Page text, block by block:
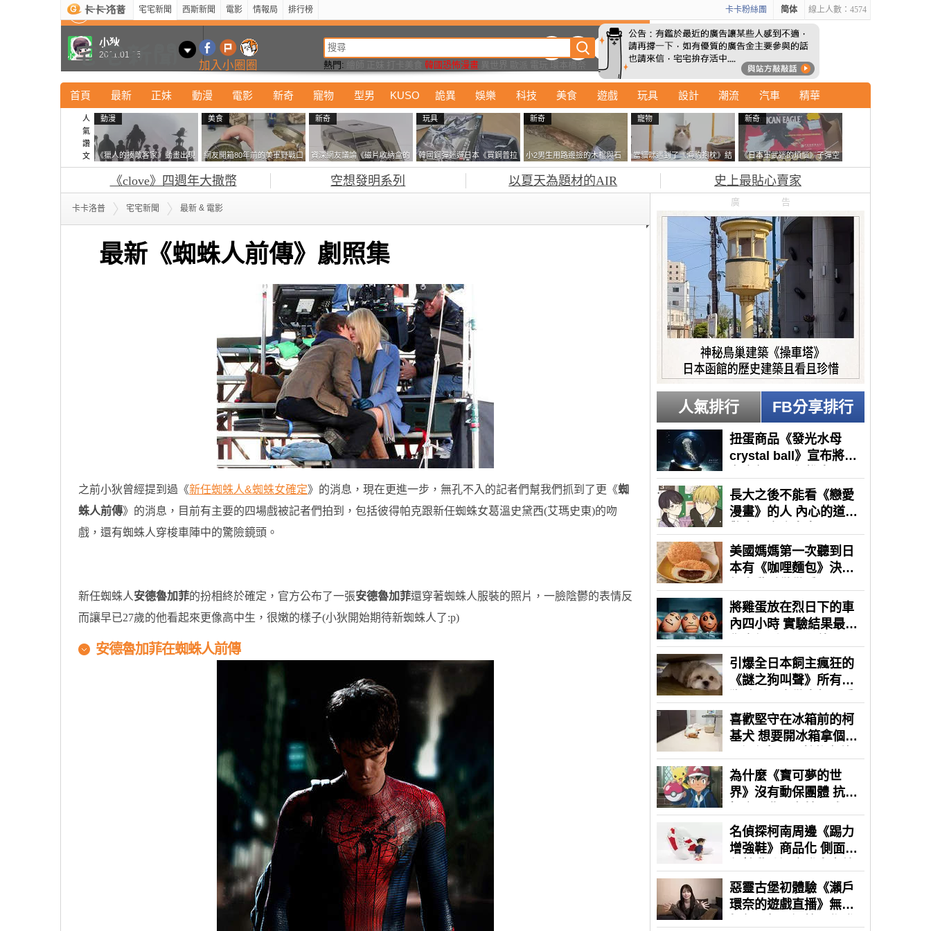
宅宅新聞 西斯新聞 電影 情報局 排行榜 線上人數：4574
简体
卡卡粉絲團
加入小圈圈 熱門: 韓國恐怖漫畫
首頁 最新 正妹 動漫 電影 新奇 寵物 型男 KUSO 詭異 娛樂 科技 美食 遊戲 玩具 設計 潮流 汽車 精華
人
氣
讚
文
動漫
《獵人的揍敵客家》動畫出現
的這個剪影是誰？你是不是忘
記還有這號人物了
美食
網友開箱80年前的美軍野戰口
糧 罐頭本身保存良好，但裡
面的味道...
新奇
資深網友議論《磁片收納盒的
鎖有什麼用》想偷的話整盒拿
走不就好了嗎？
玩具
韓國鋼彈迷遊日本《買鋼普拉
塞不進行李箱》網友們集思廣
新奇
小2男生用路邊撿的木棍與石
頭做成了《石斧》馬麻打開書
包嚇一跳怎麼會有這種東
西！？
寵物
當貓咪遇到了《海豹抱枕》結
果玩了10天後，海豹一整個走
新奇
《日本軍武迷的煩惱》子彈空
盒在日本超級貴 美國網友直
接一大箱寄給他了
《clove》四週年大撒幣 空想發明系列 以夏天為題材的AIR 史上最貼心賣家
卡卡洛普 宅宅新聞 最新 & 電影
最新《蜘蛛人前傳》劇照集
最新 新奇 正妹 寵物 型男 Kuso 科技 動漫
小狄
2011.01.25
之前小狄曾經提到過《新任蜘蛛人&蜘蛛女確定》的消息，現在更進一步，無孔不入的記者們幫我們抓到了更《蜘
蛛人前傳》的消息，目前有主要的四場戲被記者們拍到，包括彼得帕克跟新任蜘蛛女葛溫史黛西(艾瑪史東)的吻
戲，還有蜘蛛人穿梭車陣中的驚險鏡頭。
新任蜘蛛人安德魯加菲的扮相終於確定，官方公布了一張安德魯加菲還穿著蜘蛛人服裝的照片，一臉陰鬱的表情反
而讓早已27歲的他看起來更像高中生，很嫩的樣子(小狄開始期待新蜘蛛人了:p)
安德魯加菲在蜘蛛人前傳
廣告
人氣排行 FB分享排行